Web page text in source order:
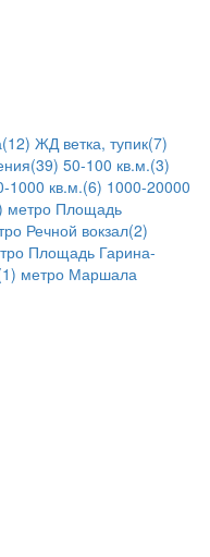
ЖД ветка, тупик(7)
50-100 кв.м.(3)
1000 кв.м.(6) 1000-20000
метро Площадь
Речной вокзал(2)
Площадь Гарина-
метро Маршала